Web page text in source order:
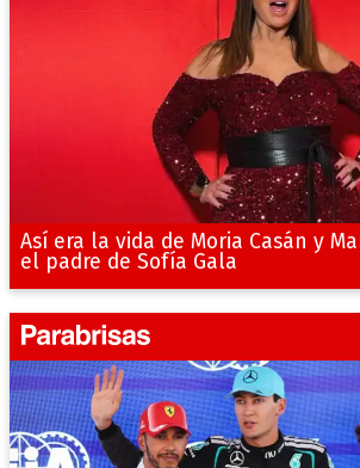
Así era la vida de Moria Casán y
el padre de Sofía Gala